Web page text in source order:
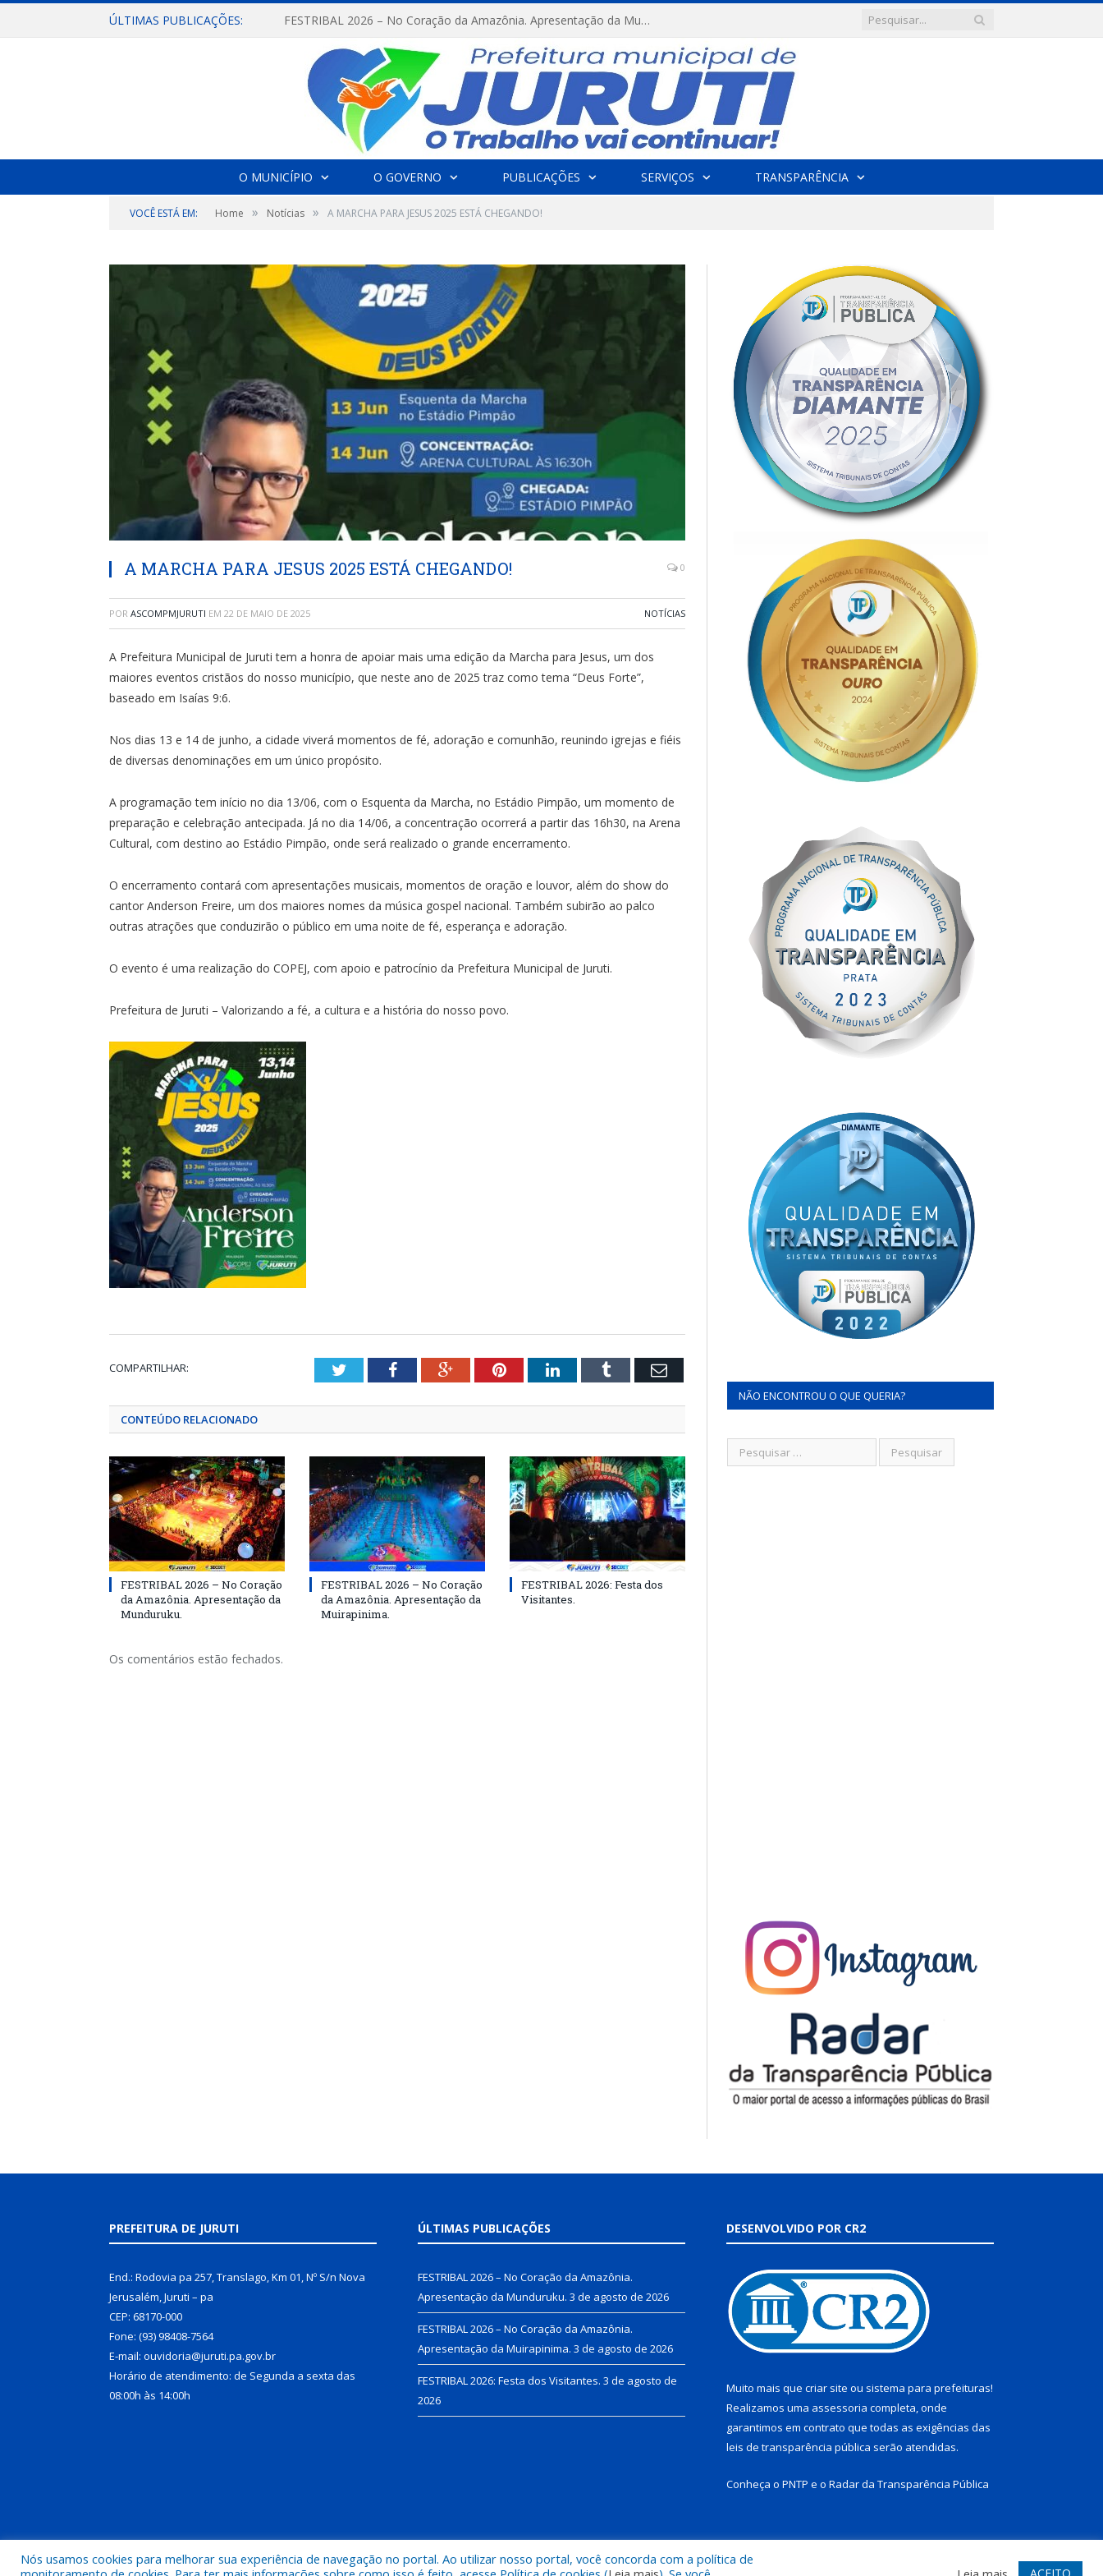
ÚLTIMAS PUBLICAÇÕES: FESTRIBAL 2026 – No Coração da Amazônia. Apresentação da Munduruku.
O MUNICÍPIO O GOVERNO PUBLICAÇÕES SERVIÇOS TRANSPARÊNCIA
VOCÊ ESTÁ EM: Home » Notícias » A MARCHA PARA JESUS 2025 ESTÁ CHEGANDO!
A MARCHA PARA JESUS 2025 ESTÁ CHEGANDO! 0
POR ASCOMPMJURUTI EM 22 DE MAIO DE 2025 NOTÍCIAS
A Prefeitura Municipal de Juruti tem a honra de apoiar mais uma edição da Marcha para Jesus, um dos
maiores eventos cristãos do nosso município, que neste ano de 2025 traz como tema “Deus Forte”,
baseado em Isaías 9:6.
Nos dias 13 e 14 de junho, a cidade viverá momentos de fé, adoração e comunhão, reunindo igrejas e fiéis
de diversas denominações em um único propósito.
A programação tem início no dia 13/06, com o Esquenta da Marcha, no Estádio Pimpão, um momento de
preparação e celebração antecipada. Já no dia 14/06, a concentração ocorrerá a partir das 16h30, na Arena
Cultural, com destino ao Estádio Pimpão, onde será realizado o grande encerramento.
O encerramento contará com apresentações musicais, momentos de oração e louvor, além do show do
cantor Anderson Freire, um dos maiores nomes da música gospel nacional. Também subirão ao palco
outras atrações que conduzirão o público em uma noite de fé, esperança e adoração.
O evento é uma realização do COPEJ, com apoio e patrocínio da Prefeitura Municipal de Juruti.
Prefeitura de Juruti – Valorizando a fé, a cultura e a história do nosso povo.
COMPARTILHAR: TwitterFacebookGoogle+PinterestLinkedInTumblr Email
CONTEÚDO RELACIONADO
FESTRIBAL 2026 – No Coração
da Amazônia. Apresentação da
Munduruku.
FESTRIBAL 2026 – No Coração
da Amazônia. Apresentação da
Muirapinima.
FESTRIBAL 2026: Festa dos
Visitantes.
Os comentários estão fechados.
NÃO ENCONTROU O QUE QUERIA?
PREFEITURA DE JURUTI
End.: Rodovia pa 257, Translago, Km 01, Nº S/n Nova
Jerusalém, Juruti – pa
CEP: 68170-000
Fone: (93) 98408-7564
E-mail: ouvidoria@juruti.pa.gov.br
Horário de atendimento: de Segunda a sexta das
08:00h às 14:00h
ÚLTIMAS PUBLICAÇÕES
FESTRIBAL 2026 – No Coração da Amazônia.
Apresentação da Munduruku. 3 de agosto de 2026
FESTRIBAL 2026 – No Coração da Amazônia.
Apresentação da Muirapinima. 3 de agosto de 2026
FESTRIBAL 2026: Festa dos Visitantes. 3 de agosto de
2026
DESENVOLVIDO POR CR2
Muito mais que criar site ou sistema para prefeituras!
Realizamos uma assessoria completa, onde
garantimos em contrato que todas as exigências das
leis de transparência pública serão atendidas.
Conheça o PNTP e o Radar da Transparência Pública
Todos os direitos reservados a Prefeitura Municipal de Juruti. Mapa do Site Acessar Webmail
Nós usamos cookies para melhorar sua experiência de navegação no portal. Ao utilizar nosso portal, você concorda com a política de
ACEITO